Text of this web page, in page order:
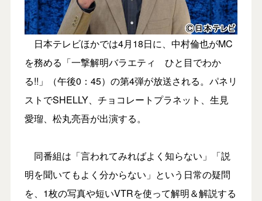
日本テレビほかでは4月18日に、中村倫也がMC
を務める「一撃解明バラエティ ひと目でわか
る!!」（午後0：45）の第4弾が放送される。パネリ
ストでSHELLY、チョコレートプラネット、生見
愛瑠、松丸亮吾が出演する。
同番組は「言われてみればよく知らない」「説
明を聞いてもよく分からない」という日常の疑問
を、1枚の写真や短いVTRを使って解明＆解説する